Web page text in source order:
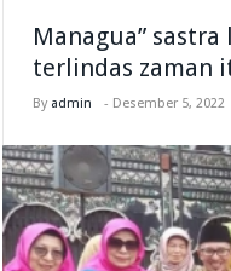
Managua”
terlindas zaman
By admin - Desember 5, 2022